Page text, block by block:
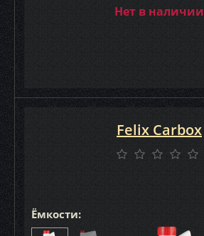
Нет в наличии
Ёмкости:
Felix Carbox